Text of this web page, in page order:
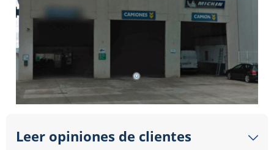
Leer opiniones de clientes